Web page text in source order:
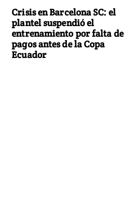
Crisis en Barcelona SC: el
plantel suspendió el
entrenamiento por falta de
pagos antes de la Copa
Ecuador